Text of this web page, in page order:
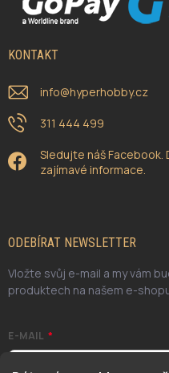
KONTAKT
info@hyperhobby.cz
311 444 499
Sledujte náš Facebook.
zajímavé informace.
ODEBÍRAT NEWSLETTER
Vložte svůj e-mail a my vám
produktech na našem e-
E-MAIL